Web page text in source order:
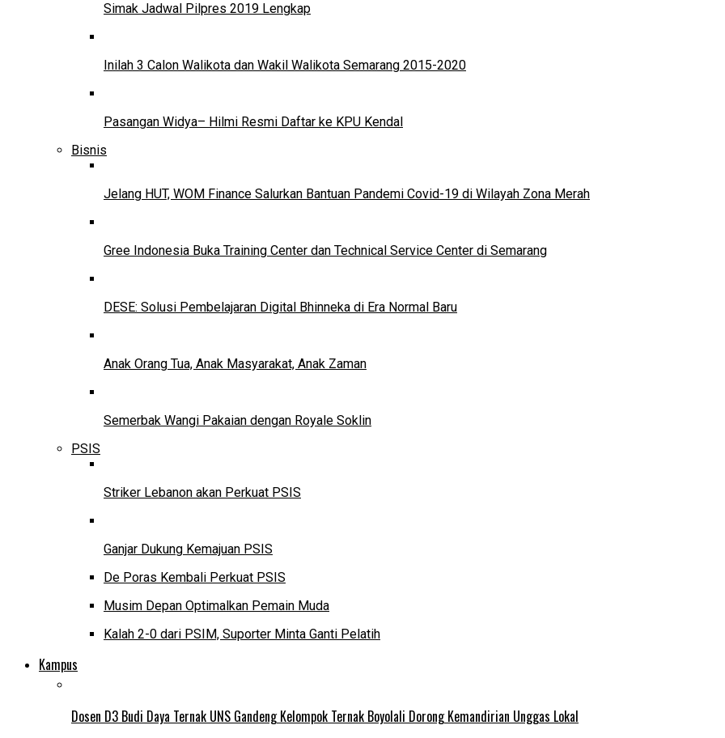
Simak Jadwal Pilpres 2019 Lengkap
Inilah 3 Calon Walikota dan Wakil Walikota Semarang 2015-2020
Pasangan Widya– Hilmi Resmi Daftar ke KPU Kendal
Bisnis
Jelang HUT, WOM Finance Salurkan Bantuan Pandemi Covid-19 di Wilayah Zona Merah
Gree Indonesia Buka Training Center dan Technical Service Center di Semarang
DESE: Solusi Pembelajaran Digital Bhinneka di Era Normal Baru
Anak Orang Tua, Anak Masyarakat, Anak Zaman
Semerbak Wangi Pakaian dengan Royale Soklin
PSIS
Striker Lebanon akan Perkuat PSIS
Ganjar Dukung Kemajuan PSIS
De Poras Kembali Perkuat PSIS
Musim Depan Optimalkan Pemain Muda
Kalah 2-0 dari PSIM, Suporter Minta Ganti Pelatih
Kampus
Dosen D3 Budi Daya Ternak UNS Gandeng Kelompok Ternak Boyolali Dorong Kemandirian Unggas Lokal